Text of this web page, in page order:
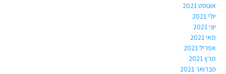
אוגוסט 2021
יולי 2021
יוני 2021
מאי 2021
אפריל 2021
מרץ 2021
פברואר 2021